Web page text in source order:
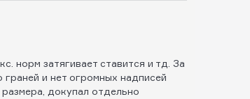
норм затягивает ставится и тд. За
и нет огромных надписей
докупал отдельно